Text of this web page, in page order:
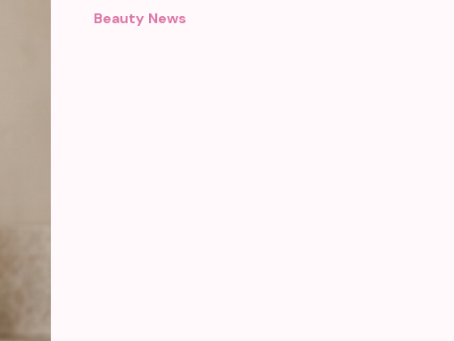
Beauty News